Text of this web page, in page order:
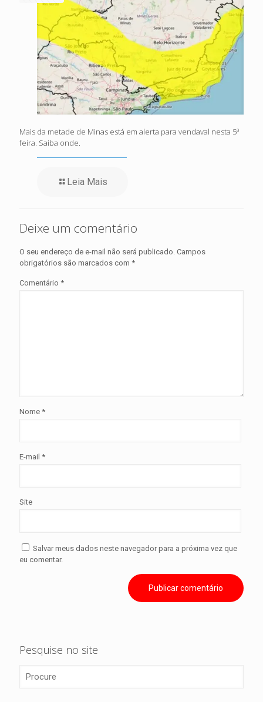
Mais da metade de Minas está em alerta para vendaval nesta 5ª
feira. Saiba onde.
Leia Mais
Deixe um comentário
O seu endereço de e-mail não será publicado. Campos
obrigatórios são marcados com *
Comentário *
Nome *
E-mail *
Site
Salvar meus dados neste navegador para a próxima vez que
eu comentar.
Pesquise no site